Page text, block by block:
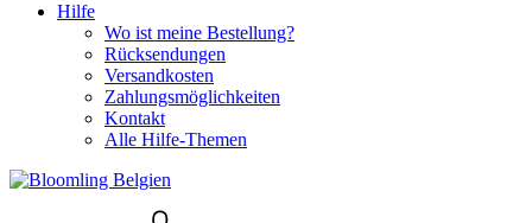
Hilfe
Wo ist meine Bestellung?
Rücksendungen
Versandkosten
Zahlungsmöglichkeiten
Kontakt
Alle Hilfe-Themen